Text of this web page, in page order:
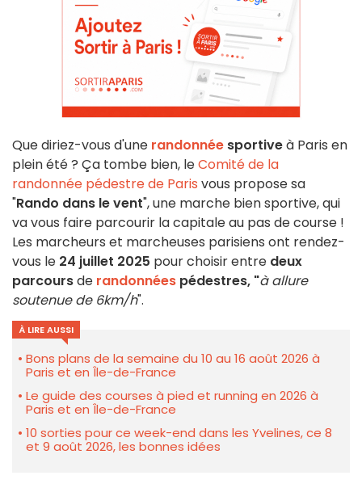
Que diriez-vous d'une randonnée sportiveà Paris en
plein été ? Ça tombe bien, leComité de la
randonnée pédestre de Paris vous propose sa
"Rando dans le vent", une marche bien sportive, qui
va vous faire parcourir la capitale au pas de course !
Les marcheurs et marcheuses parisiens ont rendez-
vous le 24 juillet 2025 pour choisir entre deux
parcoursde randonnées pédestres, "à allure
soutenue de 6km/h".
À LIRE AUSSI
Bons plans de la semaine du 10 au 16 août 2026 à
Paris et en Île-de-France
Le guide des courses à pied et running en 2026 à
Paris et en Île-de-France
10 sorties pour ce week-end dans les Yvelines, ce 8
et 9 août 2026, les bonnes idées